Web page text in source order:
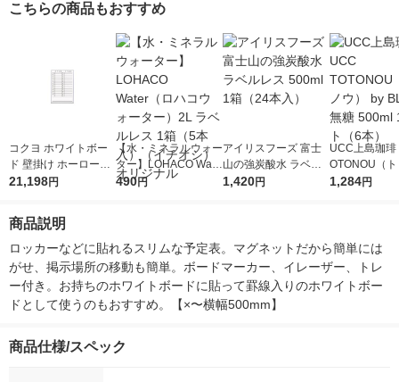
こちらの商品もおすすめ
コクヨ ホワイトボー
ド 壁掛け ホーロータ
イプ 月行事ヨコ書き
21,198円
【水・ミネラルウォー
ター】LOHACO Wate
r（ロハコウォータ
490円
アイリスフーズ 富士
山の強炭酸水 ラベル
レス 500ml 1箱（24
1,420円
UCC上島珈琲
OTONOU（
ウ） by
1,284円
商品説明
ロッカーなどに貼れるスリムな予定表。マグネットだから簡単には
がせ、掲示場所の移動も簡単。ボードマーカー、イレーザー、トレ
ー付き。お持ちのホワイトボードに貼って罫線入りのホワイトボー
ドとして使うのもおすすめ。【×〜横幅500mm】
商品仕様/スペック